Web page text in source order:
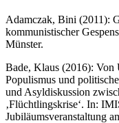
Adamczak, Bini (2011):
kommunistischer
Münster.
Bade, Klaus (2016): Von
Populismus und
und Asyldiskussion
‚Flüchtlingskrise‘. In:
Jubiläumsveranstaltung